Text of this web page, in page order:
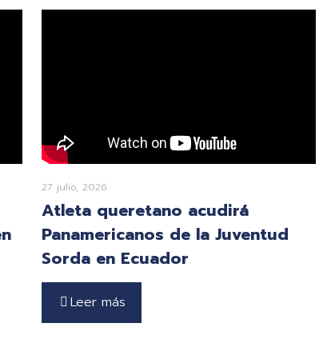
27 julio, 2026
Atleta queretano acudirá
Panamericanos de la Juventud
Sorda en Ecuador
Leer más